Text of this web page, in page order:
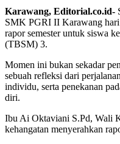
Karawang, Editorial.co.id-
SMK PGRI II Karawang
rapor semester untuk siswa
(TBSM) 3.
Momen ini bukan sekadar
sebuah refleksi dari
individu, serta penekanan
diri.
Ibu Ai Oktaviani S.Pd, Wali
kehangatan menyerahkan